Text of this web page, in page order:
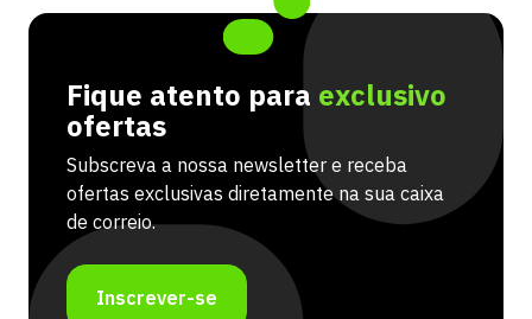
Fique atento para exclusivo
ofertas
Subscreva a nossa newsletter e receba
ofertas exclusivas diretamente na sua caixa
de correio.
Inscrever-se